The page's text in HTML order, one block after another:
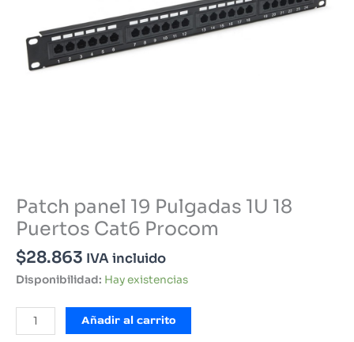
Patch panel 19 Pulgadas 1U 18
Puertos Cat6 Procom
$28.863 IVA incluido
Disponibilidad: Hay existencias
Patch
panel
Añadir al carrito